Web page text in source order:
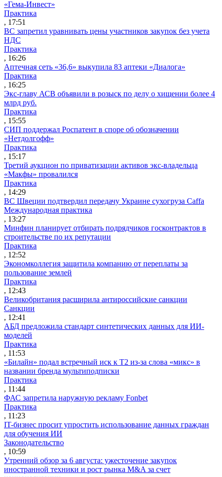
«Гема-Инвест»
Практика
, 17:51
ВС запретил уравнивать цены участников закупок без учета
НДС
Практика
, 16:26
Аптечная сеть «36,6» выкупила 83 аптеки «Диалога»
Практика
, 16:25
Экс-главу АСВ объявили в розыск по делу о хищении более 4
млрд руб.
Практика
, 15:55
СИП поддержал Роспатент в споре об обозначении
«Нетдолгофф»
Практика
, 15:17
Третий аукцион по приватизации активов экс-владельца
«Макфы» провалился
Практика
, 14:29
ВС Швеции подтвердил передачу Украине сухогруза Caffa
Международная практика
, 13:27
Минфин планирует отбирать подрядчиков госконтрактов в
строительстве по их репутации
Практика
, 12:52
Экономколлегия защитила компанию от переплаты за
пользование землей
Практика
, 12:43
Великобритания расширила антироссийские санкции
Санкции
, 12:41
АБД предложила стандарт синтетических данных для ИИ-
моделей
Практика
, 11:53
«Билайн» подал встречный иск к Т2 из-за слова «микс» в
названии бренда мультиподписки
Практика
, 11:44
ФАС запретила наружную рекламу Fonbet
Практика
, 11:23
IT-бизнес просит упростить использование данных граждан
для обучения ИИ
Законодательство
, 10:59
Утренний обзор за 6 августа: ужесточение закупок
иностранной техники и рост рынка M&A за счет